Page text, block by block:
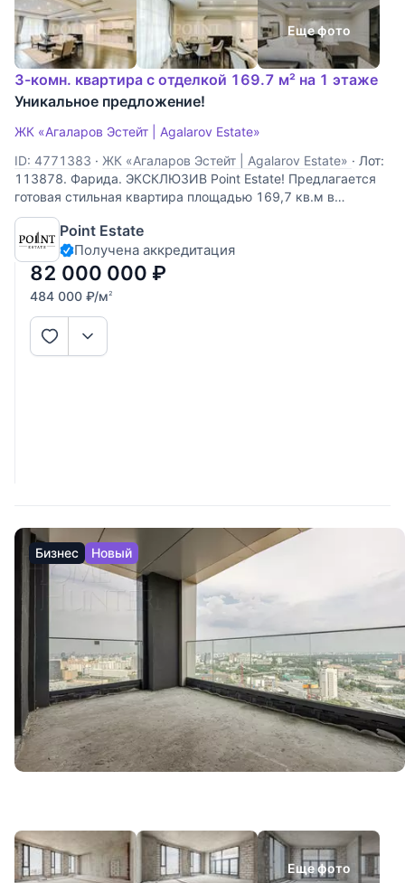
Еще фото
3-комн. квартира с отделкой 169.7 м² на 1 этаже
Уникальное предложение!
ЖК «Агаларов Эстейт | Agalarov Estate»
ID: 4771383 · ЖК «Агаларов Эстейт | Agalarov Estate» · Лот:
113878. Фарида. ЭКСКЛЮЗИВ Point Estate! Предлагается
готовая стильная квартира площадью 169,7 кв.м в
малоквартирном доме на территории закрытого клубного
поселка "Agalarov Estate", расположенного на
Новорижском шоссе. В квартире выполнена
Point Estate
Получена аккредитация
82 000 000 ₽
484 000 ₽/м2
Бизнес Новый
Еще фото